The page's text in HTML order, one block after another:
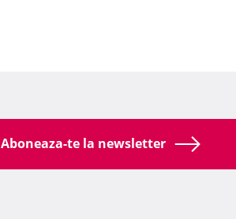
Aboneaza-te la newsletter